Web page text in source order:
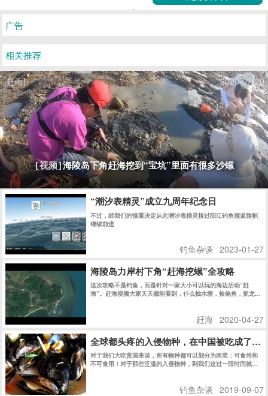
广告
相关推荐
[赶海] 2020-07-20
[视频]海陵岛下角赶海挖到“宝坑”里面有很多沙螺
“潮汐表精灵”成立九周年纪念日
不过，经我们的慎重决定从此潮汐表精灵接过阳江钓鱼频道旗帜
继续前进
钓鱼杂谈 2023-01-27
海陵岛力岸村下角“赶海挖螺”全攻略
这次攻略不是钓鱼，而是针对一家大小可以玩的海边活动“赶
海”。赶海视频大家天天都能看到，什么抽水塘，捡鲍鱼，抓龙虾
赶海 2020-04-27
全球都头疼的入侵物种，在中国被吃成了
对于我们大吃货国来说，所有物种都可以划分为两类：可食用和
不可食用！对于那些泛滥的入侵物种，到我们这过一段时间就成
钓鱼杂谈 2019-09-07